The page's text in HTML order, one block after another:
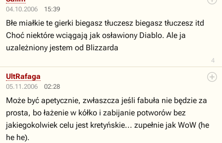
04.10.2006 15:39
4
Błe miałkie te gierki biegasz tłuczesz biegasz tłuczesz itd
Choć niektóre wciągają jak osławiony Diablo. Ale ja
uzależniony jestem od Blizzarda
05.11.2006 02:28
UltRafaga
Może być apetycznie, zwłaszcza jeśli fabuła nie będzie za
prosta, bo łażenie w kółko i zabijanie potworów bez
jakiegokolwiek celu jest kretyńskie... zupełnie jak WoW (he
he he).